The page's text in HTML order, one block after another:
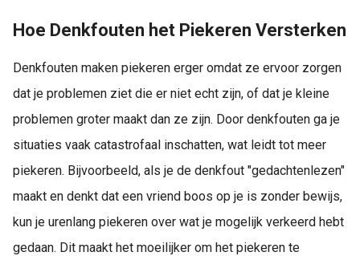
Hoe Denkfouten het Piekeren Versterken
Denkfouten maken piekeren erger omdat ze ervoor zorgen
dat je problemen ziet die er niet echt zijn, of dat je kleine
problemen groter maakt dan ze zijn. Door denkfouten ga je
situaties vaak catastrofaal inschatten, wat leidt tot meer
piekeren. Bijvoorbeeld, als je de denkfout "gedachtenlezen"
maakt en denkt dat een vriend boos op je is zonder bewijs,
kun je urenlang piekeren over wat je mogelijk verkeerd hebt
gedaan. Dit maakt het moeilijker om het piekeren te